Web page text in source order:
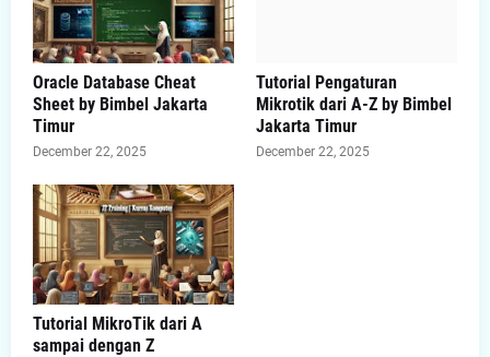
Oracle Database Cheat
Sheet by Bimbel Jakarta
Timur
December 22, 2025
Tutorial Pengaturan
Mikrotik dari A-Z by Bimbel
Jakarta Timur
December 22, 2025
Tutorial MikroTik dari A
sampai dengan Z